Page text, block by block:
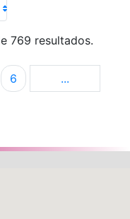
769 resultados.
Use TAB para
Página
6 ...Páginas